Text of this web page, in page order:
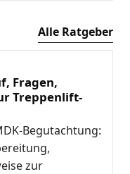
Alle Ratgeber
Fragen,
Treppenlift-
Begutachtung:
zur